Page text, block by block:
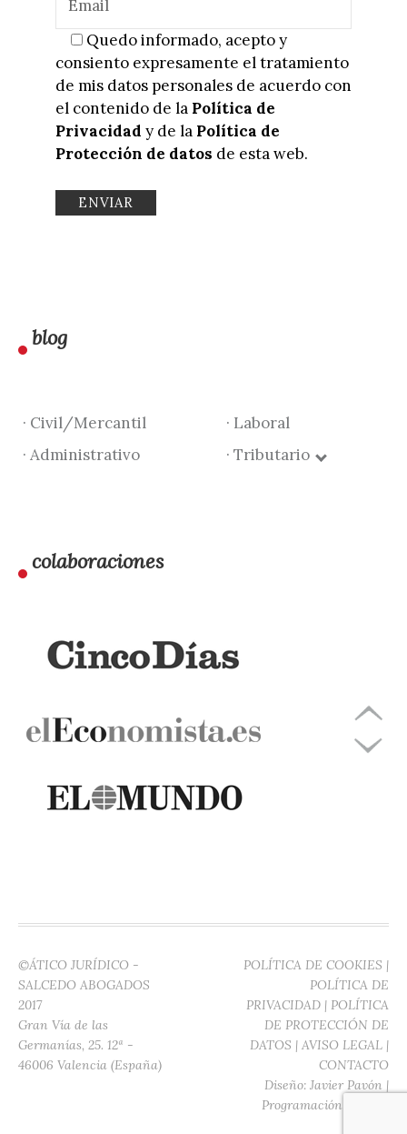
Quedo informado, acepto y
consiento expresamente el tratamiento
de mis datos personales de acuerdo con
el contenido de la Política de
Privacidad y de la Política de
Protección de datos de esta web.
blog
· Civil/Mercantil
· Laboral
· Administrativo
· Tributario
colaboraciones
©ÁTICO JURÍDICO -
SALCEDO ABOGADOS
2017
Gran Vía de las
Germanías, 25. 12ª -
46006 Valencia (España)
POLÍTICA DE COOKIES |
POLÍTICA DE
PRIVACIDAD | POLÍTICA
DE PROTECCIÓN DE
DATOS | AVISO LEGAL |
CONTACTO
Diseño: Javier Pavón |
Programación: